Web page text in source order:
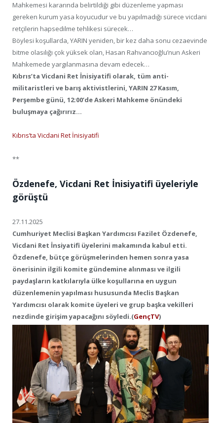
Mahkemesi kararında belirtildiği gibi düzenleme yapması
gereken kurum yasa koyucudur ve bu yapılmadığı sürece vicdani
retçilerin hapsedilme tehlikesi sürecek…
Böylesi koşullarda, YARIN yeniden, bir kez daha sonu cezaevinde
bitme olasılığı çok yüksek olan, Hasan Rahvancıoğlu’nun Askeri
Mahkemede yargılanmasına devam edecek…
Kıbrıs’ta Vicdani Ret İnisiyatifi olarak, tüm anti-
militaristleri ve barış aktivistlerini, YARIN 27 Kasım,
Perşembe günü, 12:00’de Askeri Mahkeme önündeki
buluşmaya çağırırız…
Kıbrıs’ta Vicdani Ret İnisiyatifi
**
Özdenefe, Vicdani Ret İnisiyatifi üyeleriyle
görüştü
27.11.2025
Cumhuriyet Meclisi Başkan Yardımcısı Fazilet Özdenefe,
Vicdani Ret İnsiyatifi üyelerini makamında kabul etti.
Özdenefe, bütçe görüşmelerinden hemen sonra yasa
önerisinin ilgili komite gündemine alınması ve ilgili
paydaşların katkılarıyla ülke koşullarına en uygun
düzenlemenin yapılması hususunda Meclis Başkan
Yardımcısı olarak komite üyeleri ve grup başka vekilleri
nezdinde girişim yapacağını söyledi.(GençTV)